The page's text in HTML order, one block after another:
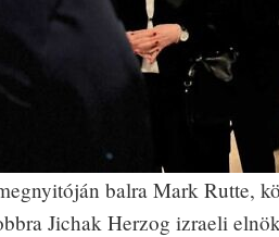
balra Mark Rutte,
Jichak Herzog izraeli